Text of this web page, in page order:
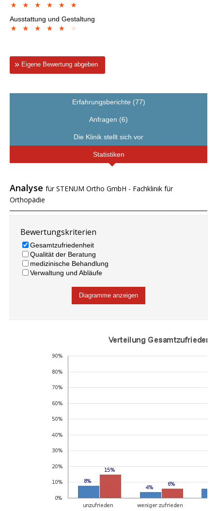
Ausstattung und Gestaltung
Eigene Bewertung abgeben
Erfahrungsberichte (77)
Anfragen (6)
Die Klinik stellt sich vor
Statistiken
Analyse für STENUM Ortho GmbH - Fachklinik für
Orthopädie
Bewertungskriterien
Gesamtzufriedenheit
Qualität der Beratung
medizinische Behandlung
Verwaltung und Abläufe